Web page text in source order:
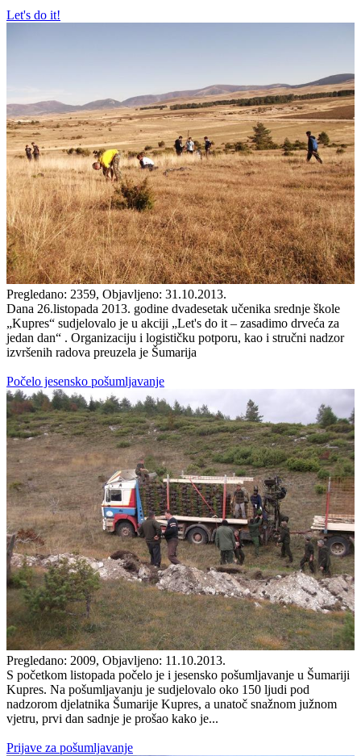
Let's do it!
Pregledano: 2359, Objavljeno: 31.10.2013.
Dana 26.listopada 2013. godine dvadesetak učenika srednje škole
„Kupres“ sudjelovalo je u akciji „Let's do it – zasadimo drveća za
jedan dan“ . Organizaciju i logističku potporu, kao i stručni nadzor
izvršenih radova preuzela je Šumarija
Počelo jesensko pošumljavanje
Pregledano: 2009, Objavljeno: 11.10.2013.
S početkom listopada počelo je i jesensko pošumljavanje u Šumariji
Kupres. Na pošumljavanju je sudjelovalo oko 150 ljudi pod
nadzorom djelatnika Šumarije Kupres, a unatoč snažnom južnom
vjetru, prvi dan sadnje je prošao kako je...
Prijave za pošumljavanje